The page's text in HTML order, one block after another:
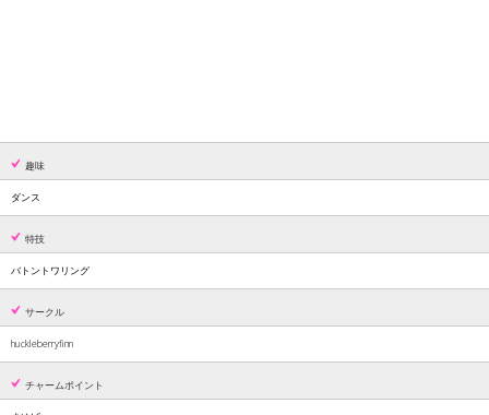
趣味
ダンス
特技
バトントワリング
サークル
huckleberryfinn
チャームポイント